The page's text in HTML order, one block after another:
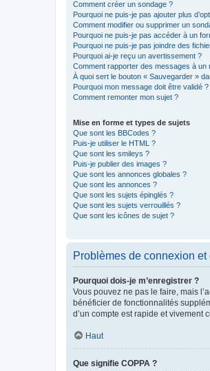
Comment créer un sondage ?
Pourquoi ne puis-je pas ajouter plus
Comment modifier ou supprimer un
Pourquoi ne puis-je pas accéder à un
Pourquoi ne puis-je pas joindre des
Pourquoi ai-je reçu un avertissement ?
Comment rapporter des messages à un
À quoi sert le bouton « Sauvegarder »
Pourquoi mon message doit être validé ?
Comment remonter mon sujet ?
Mise en forme et types de sujets
Que sont les BBCodes ?
Puis-je utiliser le HTML ?
Que sont les smileys ?
Puis-je publier des images ?
Que sont les annonces globales ?
Que sont les annonces ?
Que sont les sujets épinglés ?
Que sont les sujets verrouillés ?
Que sont les icônes de sujet ?
Problèmes de connexion et
Pourquoi dois-je m’enregistrer ?
Vous pouvez ne pas le faire, mais
bénéficier de fonctionnalités
d’un compte est rapide et vivement
Haut
Que signifie COPPA ?